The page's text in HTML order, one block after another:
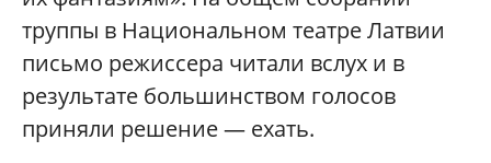
труппы в Национальном театре Латвии
письмо режиссера читали вслух и в
результате большинством голосов
приняли решение — ехать.